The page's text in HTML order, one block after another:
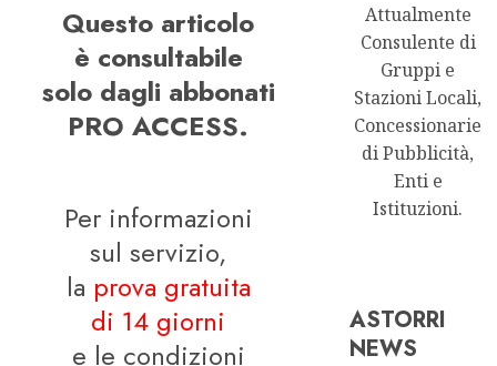
Questo articolo
è consultabile
solo dagli abbonati
PRO ACCESS.
Per informazioni
sul servizio,
la prova gratuita
di 14 giorni
e le condizioni
Attualmente
Consulente di
Gruppi e
Stazioni Locali,
Concessionarie
di Pubblicità,
Enti e
Istituzioni.
ASTORRI
NEWSAstorri News